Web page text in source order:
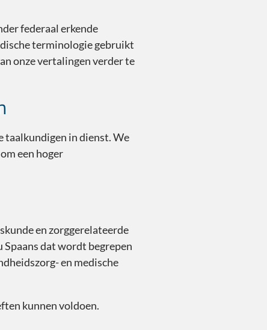
federaal erkende
terminologie gebruikt
onze vertalingen verder te
taalkundigen in dienst. We
een hoger
en zorggerelateerde
dat wordt begrepen
en medische
kunnen voldoen.